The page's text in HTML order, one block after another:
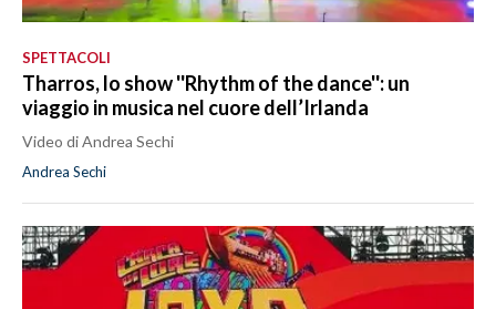
SPETTACOLI
Tharros, lo show ''Rhythm of the dance'': un
viaggio in musica nel cuore dell’Irlanda
Video di Andrea Sechi
Andrea Sechi